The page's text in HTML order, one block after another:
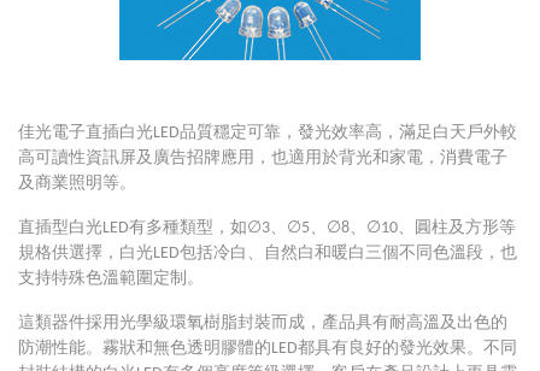
佳光電子直插白光LED品質穩定可靠，發光效率高，滿足白天戶外較
高可讀性資訊屏及廣告招牌應用，也適用於背光和家電，消費電子
及商業照明等。
直插型白光LED有多種類型，如∅3、∅5、∅8、∅10、圓柱及方形等
規格供選擇，白光LED包括冷白、自然白和暖白三個不同色溫段，也
支持特殊色溫範圍定制。
這類器件採用光學級環氧樹脂封裝而成，產品具有耐高溫及出色的
防潮性能。霧狀和無色透明膠體的LED都具有良好的發光效果。不同